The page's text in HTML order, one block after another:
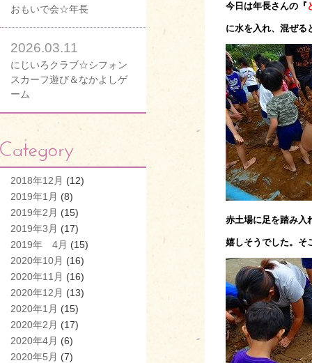
おもいで会☆年長
2026.03.11
にじいろクラブ☆シフォン
スカーフ遊び＆なかよしゲ
ーム
2018年12月 (12)
2019年1月 (8)
2019年2月 (15)
2019年3月 (17)
2019年 4月 (15)
2020年10月 (16)
2020年11月 (16)
2020年12月 (13)
2020年1月 (15)
2020年2月 (17)
2020年4月 (6)
2020年5月 (7)
今日は年長さんの『
に水を入れ、混ぜる
赤土場に足を踏み入
嬉しそうでした。 そ